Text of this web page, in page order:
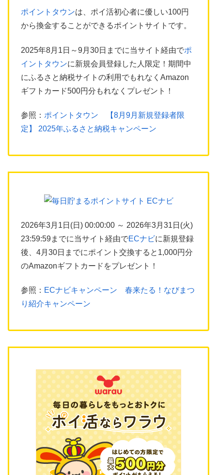
ポイントタウンは、ポイ活初心者に優しい100円
から換金することができるポイントサイトです。
2025年8月1日～9月30日までに当サイト経由でポ
イントタウンに新規会員登録した人限定！期間中
にふるさと納税サイトの利用でもれなくAmazon
ギフトカード500円分もれなくプレゼント！
参照： ポイントタウン 【8月9月新規登録者限
定】 2025年ふるさと納税キャンペーン
2026年3月1日(日) 00:00:00 ～ 2026年3月31日(火)
23:59:59までに当サイト経由でECナビに新規登録
後、4月30日までにポイント交換すると1,000円分
のAmazonギフトカードをプレゼント！
参照： ECナビキャンペーン 春来たる！なびまつ
り紹介キャンペーン